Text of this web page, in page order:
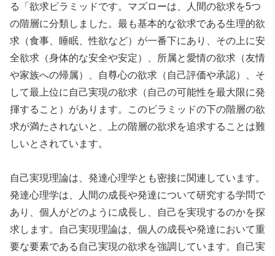
る「欲求ピラミッドです。マズローは、人間の欲求を5つ
の階層に分類しました。最も基本的な欲求である生理的欲
求（食事、睡眠、性欲など）が一番下にあり、その上に安
全欲求（身体的な安全や安定）、所属と愛情の欲求（友情
や家族への帰属）、自尊心の欲求（自己評価や承認）、そ
して最上位に自己実現の欲求（自己の可能性を最大限に発
揮すること）があります。このピラミッドの下の階層の欲
求が満たされないと、上の階層の欲求を追求することは難
しいとされています。
自己実現理論は、発達心理学とも密接に関連しています。
発達心理学は、人間の成長や発達について研究する学問で
あり、個人がどのように成長し、自己を実現するのかを探
求します。自己実現理論は、個人の成長や発達において重
要な要素である自己実現の欲求を強調しています。自己実